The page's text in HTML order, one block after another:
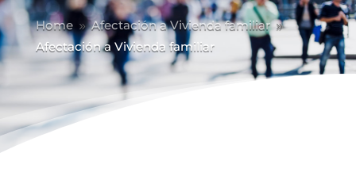
Home 9 Afectación a Vivienda familiar 9
Afectación a Vivienda familiar